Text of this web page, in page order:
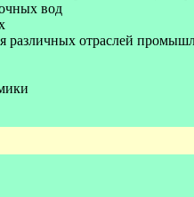
вод
различных отраслей